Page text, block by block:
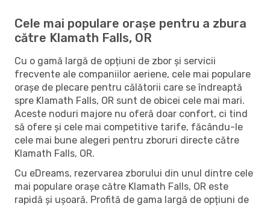
Cele mai populare orașe pentru a zbura
către Klamath Falls, OR
Cu o gamă largă de opțiuni de zbor și servicii
frecvente ale companiilor aeriene, cele mai populare
orașe de plecare pentru călătorii care se îndreaptă
spre Klamath Falls, OR sunt de obicei cele mai mari.
Aceste noduri majore nu oferă doar confort, ci tind
să ofere și cele mai competitive tarife, făcându-le
cele mai bune alegeri pentru zboruri directe către
Klamath Falls, OR.
Cu eDreams, rezervarea zborului din unul dintre cele
mai populare orașe către Klamath Falls, OR este
rapidă și ușoară. Profită de gama largă de opțiuni de